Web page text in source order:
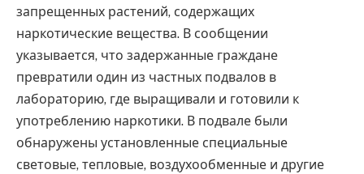
запрещенных растений, содержащих
наркотические вещества. В сообщении
указывается, что задержанные граждане
превратили один из частных подвалов в
лабораторию, где выращивали и готовили к
употреблению наркотики. В подвале были
обнаружены установленные специальные
световые, тепловые, воздухообменные и другие